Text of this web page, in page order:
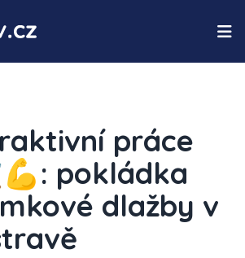
práce
pokládka
dlažby v